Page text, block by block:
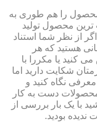
محصول را هم طوری به
ترین محصول تولید
از نظر شما استناد
هستید که هر
کنید یا مکررا با
شکایت دارید اما
نگاه کنید و
دست به کار
با یک بار بررسی از
ندیده بودید.